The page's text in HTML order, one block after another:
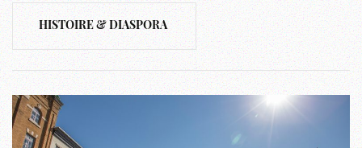
HISTOIRE & DIASPORA